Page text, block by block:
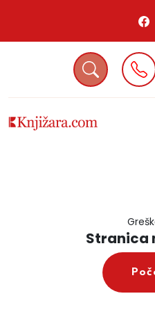
Stranica